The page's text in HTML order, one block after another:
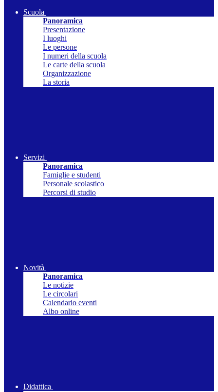
Scuola
Panoramica
Presentazione
I luoghi
Le persone
I numeri della scuola
Le carte della scuola
Organizzazione
La storia
Servizi
Panoramica
Famiglie e studenti
Personale scolastico
Percorsi di studio
Novità
Panoramica
Le notizie
Le circolari
Calendario eventi
Albo online
Didattica